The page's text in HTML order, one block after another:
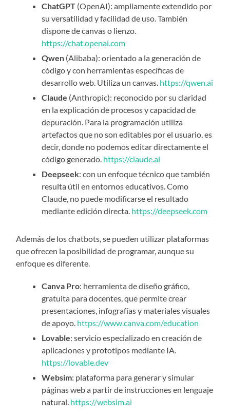
ChatGPT (OpenAI): ampliamente extendido por
su versatilidad y facilidad de uso. También
dispone de canvas o lienzo.
https://chat.openai.com
Qwen (Alibaba): orientado a la generación de
código y con herramientas específicas de
desarrollo web. Utiliza un canvas. https://qwen.ai
Claude (Anthropic): reconocido por su claridad
en la explicación de procesos y capacidad de
depuración. Para la programación utiliza
artefactos que no son editables por el usuario, es
decir, donde no podemos editar directamente el
código generado. https://claude.ai
Deepseek: con un enfoque técnico que también
resulta útil en entornos educativos. Como
Claude, no puede modificarse el resultado
mediante edición directa. https://deepseek.com
Además de los chatbots, se pueden utilizar plataformas
que ofrecen la posibilidad de programar, aunque su
enfoque es diferente.
Canva Pro: herramienta de diseño gráfico,
gratuita para docentes, que permite crear
presentaciones, infografías y materiales visuales
de apoyo. https://www.canva.com/education
Lovable: servicio especializado en creación de
aplicaciones y prototipos mediante IA.
https://lovable.dev
Websim: plataforma para generar y simular
páginas web a partir de instrucciones en lenguaje
natural. https://websim.ai